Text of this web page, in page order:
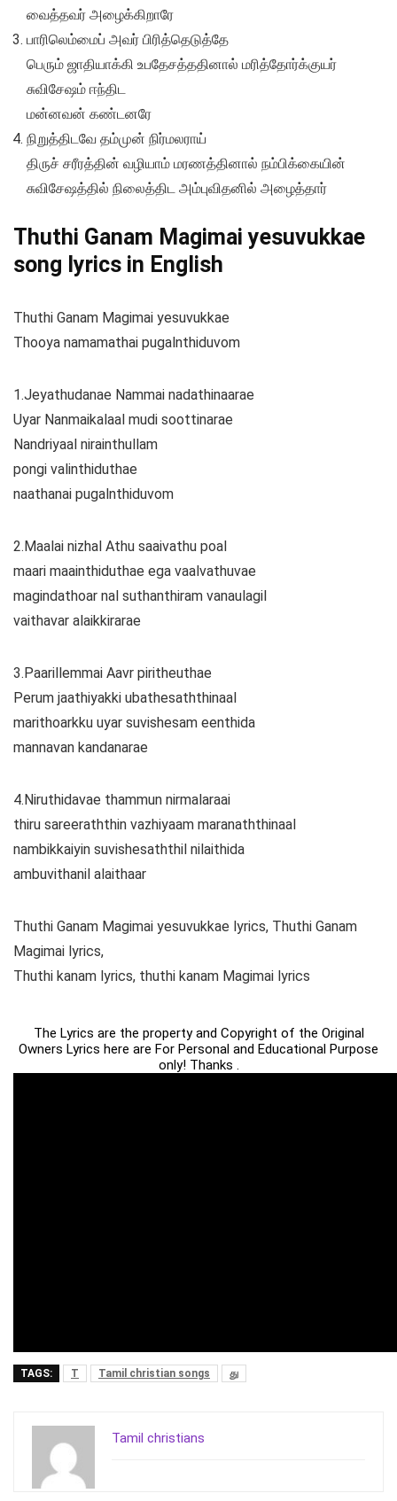
வைத்தவர் அழைக்கிறாரே
பாரிலெம்மைப் அவர் பிரித்தெடுத்தே
பெரும் ஜாதியாக்கி உபதேசத்ததினால் மரித்தோர்க்குயர்
சுவிசேஷம் ஈந்திட
மன்னவன் கண்டனரே
நிறுத்திடவே தம்முன் நிர்மலராய்
திருச் சரீரத்தின் வழியாம் மரணத்தினால் நம்பிக்கையின்
சுவிசேஷத்தில் நிலைத்திட அம்புவிதனில் அழைத்தார்
Thuthi Ganam Magimai yesuvukkae
song lyrics in English
Thuthi Ganam Magimai yesuvukkae
Thooya namamathai pugalnthiduvom
1.Jeyathudanae Nammai nadathinaarae
Uyar Nanmaikalaal mudi soottinarae
Nandriyaal nirainthullam
pongi valinthiduthae
naathanai pugalnthiduvom
2.Maalai nizhal Athu saaivathu poal
maari maainthiduthae ega vaalvathuvae
magindathoar nal suthanthiram vanaulagil
vaithavar alaikkirarae
3.Paarillemmai Aavr piritheuthae
Perum jaathiyakki ubathesaththinaal
marithoarkku uyar suvishesam eenthida
mannavan kandanarae
4.Niruthidavae thammun nirmalaraai
thiru sareeraththin vazhiyaam maranaththinaal
nambikkaiyin suvishesaththil nilaithida
ambuvithanil alaithaar
Thuthi Ganam Magimai yesuvukkae lyrics, Thuthi Ganam
Magimai lyrics,
Thuthi kanam lyrics, thuthi kanam Magimai lyrics
The Lyrics are the property and Copyright of the Original
Owners Lyrics here are For Personal and Educational Purpose
only! Thanks .
TAGS: T Tamil christian songs து
Tamil christians